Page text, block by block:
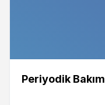
Periyodik Bakım